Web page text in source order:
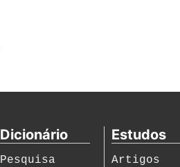
Dicionário
Pesquisa
Estudos
Artigos